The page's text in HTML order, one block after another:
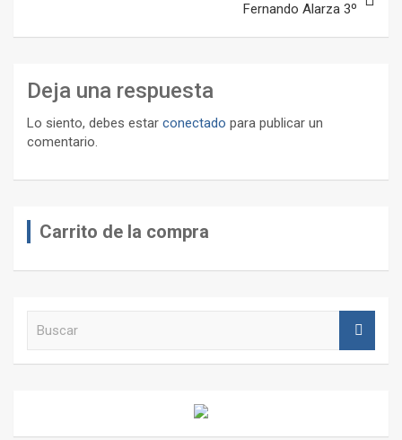
Fernando Alarza 3º
Deja una respuesta
Lo siento, debes estar conectado para publicar un
comentario.
Carrito de la compra